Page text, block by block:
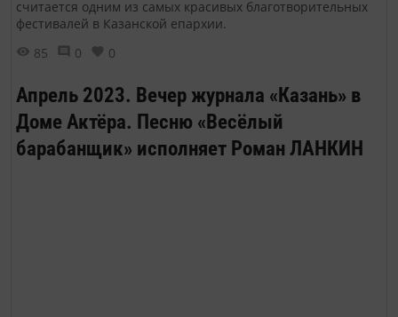
считается одним из самых красивых благотворительных
фестивалей в Казанской епархии.
85
0 0
Апрель 2023. Вечер журнала «Казань» в
Доме Актёра. Песню «Весёлый
барабанщик» исполняет Роман ЛАНКИН